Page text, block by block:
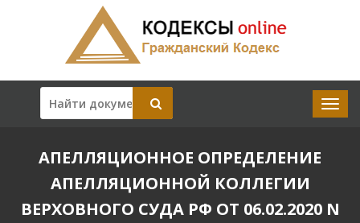
АПЕЛЛЯЦИОННОЕ ОПРЕДЕЛЕНИЕ
АПЕЛЛЯЦИОННОЙ КОЛЛЕГИИ
ВЕРХОВНОГО СУДА РФ ОТ 06.02.2020 N